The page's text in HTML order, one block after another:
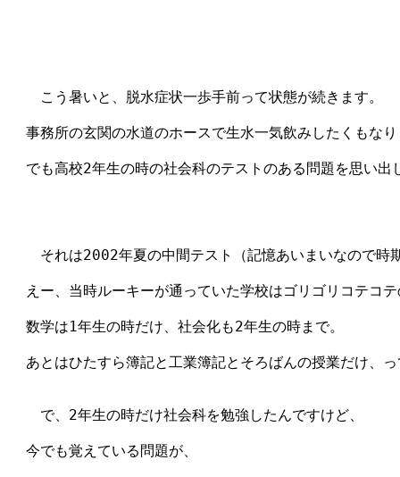
こう暑いと、脱水症状一歩手前って状態が続きます。
事務所の玄関の水道のホースで生水一気飲みしたくもな
でも高校2年生の時の社会科のテストのある問題を思い出
それは2002年夏の中間テスト（記憶あいまいなので時
えー、当時ルーキーが通っていた学校はゴリゴリコテコ
数学は1年生の時だけ、社会化も2年生の時まで。
あとはひたすら簿記と工業簿記とそろばんの授業だけ、
で、2年生の時だけ社会科を勉強したんですけど、
今でも覚えている問題が、